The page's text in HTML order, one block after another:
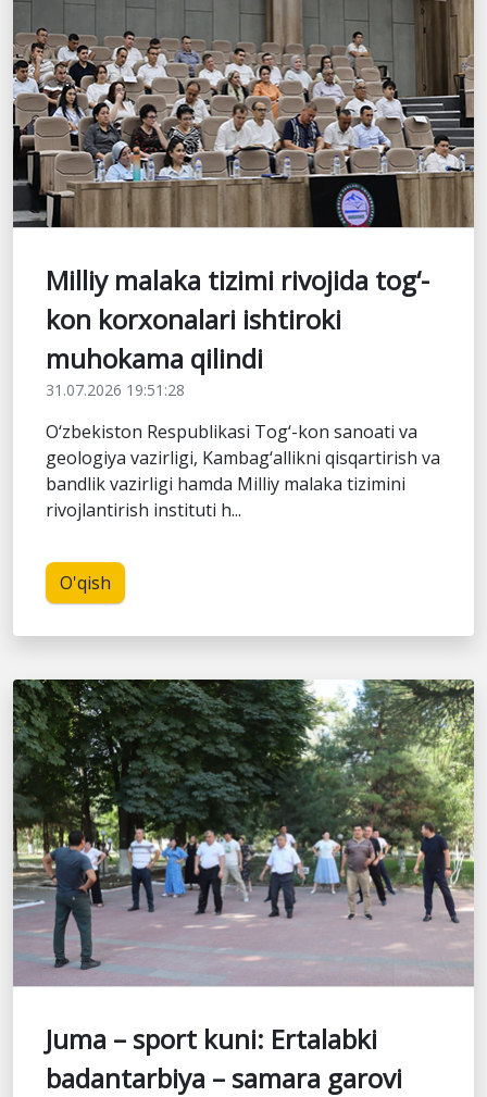
Milliy malaka tizimi rivojida tog‘-
kon korxonalari ishtiroki
muhokama qilindi
31.07.2026 19:51:28
O‘zbekiston Respublikasi Tog‘-kon sanoati va
geologiya vazirligi, Kambag‘allikni qisqartirish va
bandlik vazirligi hamda Milliy malaka tizimini
rivojlantirish instituti h...
O'qish
Juma – sport kuni: Ertalabki
badantarbiya – samara garovi